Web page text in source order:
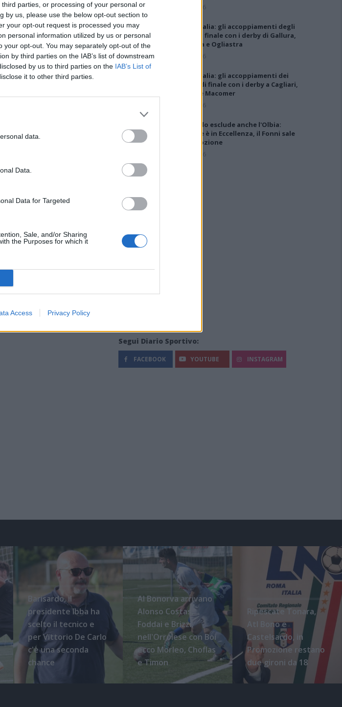
parties, or processing of your personal or
by us, please use the below opt-out section to
your opt-out request is processed you may
personal information utilized by us or personal
your opt-out. You may separately opt-out of the
by third parties on the IAB’s list of downstream
by us to third parties on the IAB’s List of
it to other third parties.
data.
Data.
Data for Targeted
Sale, and/or Sharing
the Purposes for which it
Access Privacy Policy
5 Ago 2026
Coppa Italia: gli accoppiamenti degli
ottavi di finale con i derby di Gallura,
Barbagia e Ogliastra
5 Ago 2026
Coppa Italia: gli accoppiamenti dei
16esimi di finale con i derby a Cagliari,
Sassari e Macomer
5 Ago 2026
Il CR sardo esclude anche l'Olbia:
l'Usinese è in Eccellenza, il Fonni sale
in Promozione
5 Ago 2026
Segui Diario Sportivo:
FACEBOOK YOUTUBE INSTAGRAM
Barisardo, il
presidente Ibba ha
scelto il tecnico e
per Vittorio De Carlo
c'è una seconda
chance
Al Bonorva arrivano
Alonso Costas,
Foddai e Brizzi,
nell'Orrolese con Boi
ecco Morleo, Choflas
e Timon
Ripescate Tonara,
Atl Bono e
Castelsardo, in
Promozione restano
due gironi da 18